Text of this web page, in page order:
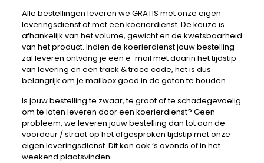
Alle bestellingen leveren we GRATIS met onze eigen
leveringsdienst of met een koerierdienst. De keuze is
afhankelijk van het volume, gewicht en de kwetsbaarheid
van het product. Indien de koerierdienst jouw bestelling
zal leveren ontvang je een e-mail met daarin het tijdstip
van levering en een track & trace code, het is dus
belangrijk om je mailbox goed in de gaten te houden.
Is jouw bestelling te zwaar, te groot of te schadegevoelig
om te laten leveren door een koerierdienst? Geen
probleem, we leveren jouw bestelling dan tot aan de
voordeur / straat op het afgesproken tijdstip met onze
eigen leveringsdienst. Dit kan ook ‘s avonds of in het
weekend plaatsvinden.